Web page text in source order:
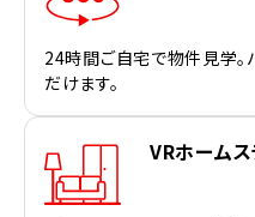
24時間ご自宅で物件見学。
だけます。
VRホーム